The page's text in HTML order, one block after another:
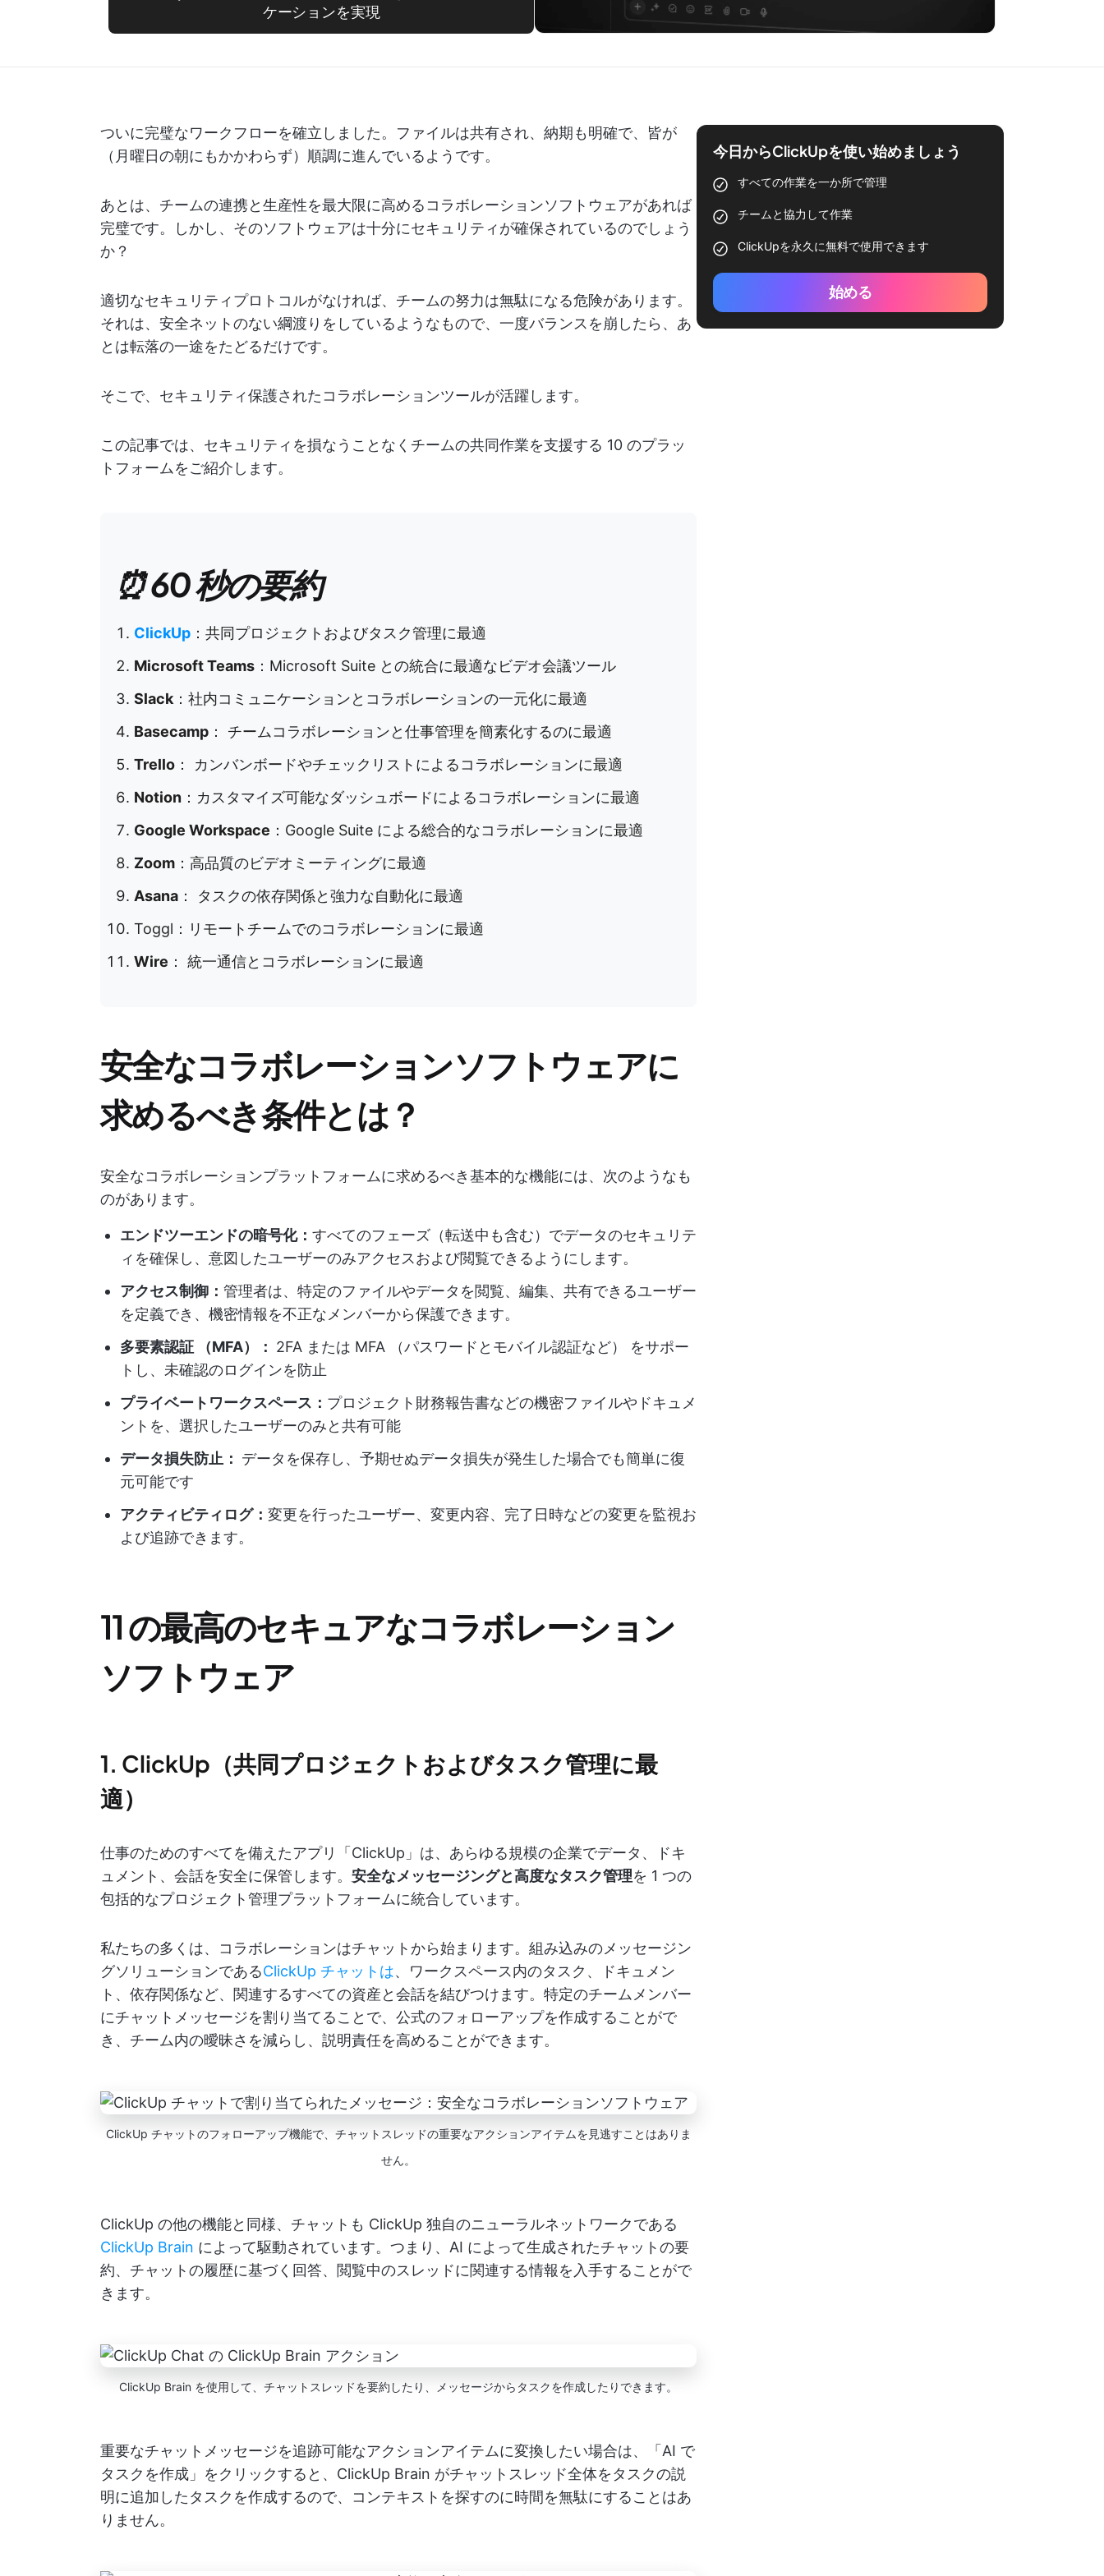
ケーションを実現
ついに完璧なワークフローを確立しました。ファイルは共有され、納期も明確で、皆が
（月曜日の朝にもかかわらず）順調に進んでいるようです。
あとは、チームの連携と生産性を最大限に高めるコラボレーションソフトウェアがあれば
完璧です。しかし、そのソフトウェアは十分にセキュリティが確保されているのでしょう
か？
適切なセキュリティプロトコルがなければ、チームの努力は無駄になる危険があります。
それは、安全ネットのない綱渡りをしているようなもので、一度バランスを崩したら、あ
とは転落の一途をたどるだけです。
そこで、セキュリティ保護されたコラボレーションツールが活躍します。
この記事では、セキュリティを損なうことなくチームの共同作業を支援する 10 のプラッ
トフォームをご紹介します。
⏰ 60 秒の要約
ClickUp ：共同プロジェクトおよびタスク管理に最適
Microsoft Teams ：Microsoft Suite との統合に最適なビデオ会議ツール
Slack ：社内コミュニケーションとコラボレーションの一元化に最適
Basecamp ： チームコラボレーションと仕事管理を簡素化するのに最適
Trello ： カンバンボードやチェックリストによるコラボレーションに最適
Notion ：カスタマイズ可能なダッシュボードによるコラボレーションに最適
Google Workspace ：Google Suite による総合的なコラボレーションに最適
Zoom ：高品質のビデオミーティングに最適
Asana ： タスクの依存関係と強力な自動化に最適
Toggl：リモートチームでのコラボレーションに最適
Wire ： 統一通信とコラボレーションに最適
安全なコラボレーションソフトウェアに
求めるべき条件とは？
安全なコラボレーションプラットフォームに求めるべき基本的な機能には、次のようなも
のがあります。
エンドツーエンドの暗号化： すべてのフェーズ（転送中も含む）でデータのセキュリテ
ィを確保し、意図したユーザーのみアクセスおよび閲覧できるようにします。
アクセス制御： 管理者は、特定のファイルやデータを閲覧、編集、共有できるユーザー
を定義でき、機密情報を不正なメンバーから保護できます。
多要素認証 （MFA）： 2FA または MFA （パスワードとモバイル認証など） をサポー
トし、未確認のログインを防止
プライベートワークスペース： プロジェクト財務報告書などの機密ファイルやドキュメ
ントを、選択したユーザーのみと共有可能
データ損失防止： データを保存し、予期せぬデータ損失が発生した場合でも簡単に復
元可能です
アクティビティログ： 変更を行ったユーザー、変更内容、完了日時などの変更を監視お
よび追跡できます。
11 の最高のセキュアなコラボレーション
ソフトウェア
1. ClickUp（共同プロジェクトおよびタスク管理に最
適）
仕事のためのすべてを備えたアプリ「ClickUp」は、あらゆる規模の企業でデータ、ドキ
ュメント、会話を安全に保管します。 安全なメッセージングと高度なタスク管理を 1 つの
包括的なプロジェクト管理プラットフォームに統合しています。
私たちの多くは、コラボレーションはチャットから始まります。組み込みのメッセージン
グソリューションであるClickUp チャットは、ワークスペース内のタスク、ドキュメン
ト、依存関係など、関連するすべての資産と会話を結びつけます。特定のチームメンバー
にチャットメッセージを割り当てることで、公式のフォローアップを作成することがで
き、チーム内の曖昧さを減らし、説明責任を高めることができます。
ClickUp チャットのフォローアップ機能で、チャットスレッドの重要なアクションアイテムを見逃すことはありま
せん。
ClickUp の他の機能と同様、チャットも ClickUp 独自のニューラルネットワークである
ClickUp Brain によって駆動されています。つまり、AI によって生成されたチャットの要
約、チャットの履歴に基づく回答、閲覧中のスレッドに関連する情報を入手することがで
きます。
ClickUp Brain を使用して、チャットスレッドを要約したり、メッセージからタスクを作成したりできます。
重要なチャットメッセージを追跡可能なアクションアイテムに変換したい場合は、「AI で
タスクを作成」をクリックすると、ClickUp Brain がチャットスレッド全体をタスクの説
明に追加したタスクを作成するので、コンテキストを探すのに時間を無駄にすることはあ
りません。
今日からClickUpを使い始めましょう
すべての作業を一か所で管理
チームと協力して作業
ClickUpを永久に無料で使用できます
始める